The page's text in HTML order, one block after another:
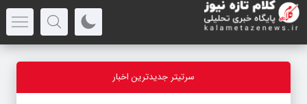
سرتیتر جدیدترین اخبار